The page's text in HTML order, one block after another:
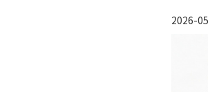
2026-